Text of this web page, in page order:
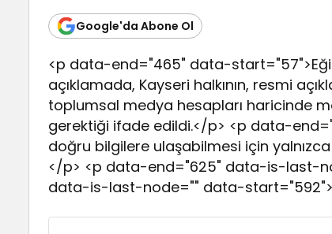
Google'da Abone Ol
<p data-end="465" data-
açıklamada, Kayseri halkının, resmi
toplumsal medya hesapları haricinde
gerektiği ifade edildi.</p> <p data-
doğru bilgilere ulaşabilmesi için
</p> <p data-end="625" data-is-last-
data-is-last-node="" data-